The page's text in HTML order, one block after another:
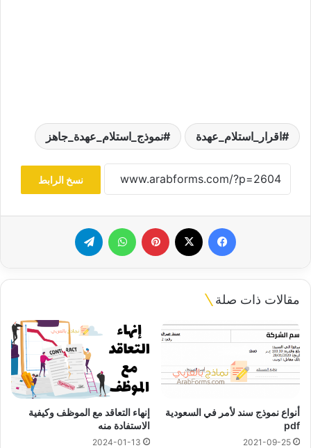
اقرار_استلام_عهدة نموذج_استلام_عهدة_جاهز
نسخ الرابط
مقالات ذات صلة
أنواع نموذج سند لأمر في السعودية
pdf
2021-09-25
إنهاء التعاقد مع الموظف وكيفية
الاستفادة منه
2024-01-13